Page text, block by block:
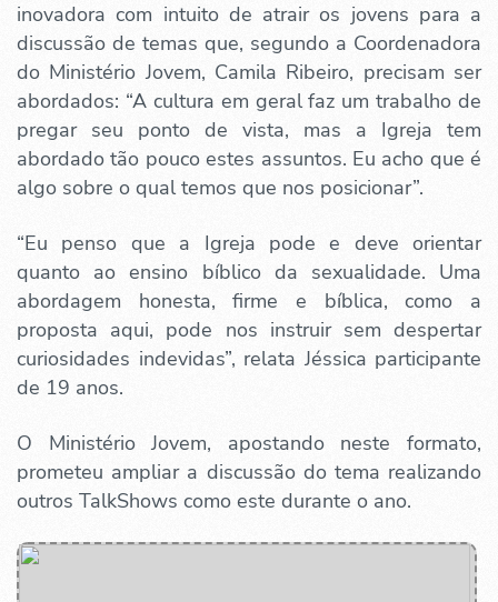
inovadora com intuito de atrair os jovens para a
discussão de temas que, segundo a Coordenadora
do Ministério Jovem, Camila Ribeiro, precisam ser
abordados: “A cultura em geral faz um trabalho de
pregar seu ponto de vista, mas a Igreja tem
abordado tão pouco estes assuntos. Eu acho que é
algo sobre o qual temos que nos posicionar”.
“Eu penso que a Igreja pode e deve orientar
quanto ao ensino bíblico da sexualidade. Uma
abordagem honesta, firme e bíblica, como a
proposta aqui, pode nos instruir sem despertar
curiosidades indevidas”, relata Jéssica participante
de 19 anos.
O Ministério Jovem, apostando neste formato,
prometeu ampliar a discussão do tema realizando
outros TalkShows como este durante o ano.